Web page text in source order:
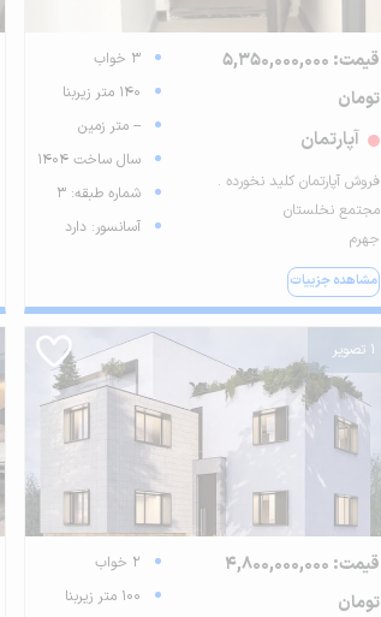
قیمت: 5,350,000,000
تومان
آپارتمان
فروش آپارتمان کلید نخورده .
مجتمع نخلستان
جهرم
مشاهده جزییات
3 خواب
140 متر زیربنا
-- متر زمین
سال ساخت 1404
شماره طبقه: 3
آسانسور: دارد
1 تصویر
قیمت: 4,800,000,000
تومان
2 خواب
100 متر زیربنا